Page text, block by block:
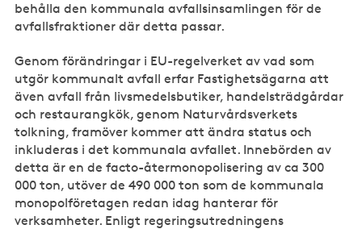
behålla den kommunala avfallsinsamlingen för de
avfallsfraktioner där detta passar.
Genom förändringar i EU-regelverket av vad som
utgör kommunalt avfall erfar Fastighetsägarna att
även avfall från livsmedelsbutiker, handelsträdgårdar
och restaurangkök, genom Naturvårdsverkets
tolkning, framöver kommer att ändra status och
inkluderas i det kommunala avfallet. Innebörden av
detta är en de facto-återmonopolisering av ca 300
000 ton, utöver de 490 000 ton som de kommunala
monopolföretagen redan idag hanterar för
verksamheter. Enligt regeringsutredningens